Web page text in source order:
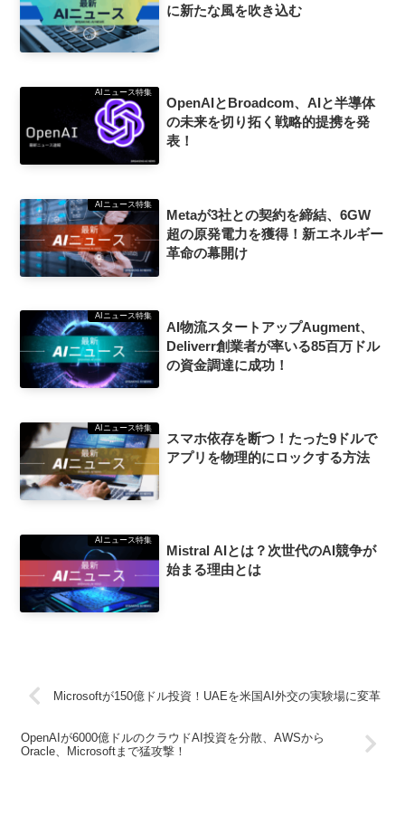
に新たな風を吹き込む
AIニュース特集
OpenAIとBroadcom、AIと半導体
の未来を切り拓く戦略的提携を発
表！
AIニュース特集
Metaが3社との契約を締結、6GW
超の原発電力を獲得！新エネルギー
革命の幕開け
AIニュース特集
AI物流スタートアップAugment、
Deliverr創業者が率いる85百万ドル
の資金調達に成功！
AIニュース特集
スマホ依存を断つ！たった9ドルで
アプリを物理的にロックする方法
AIニュース特集
Mistral AIとは？次世代のAI競争が
始まる理由とは
Microsoftが150億ドル投資！UAEを米国AI外交の実験場に変革
OpenAIが6000億ドルのクラウドAI投資を分散、AWSから
Oracle、Microsoftまで猛攻撃！